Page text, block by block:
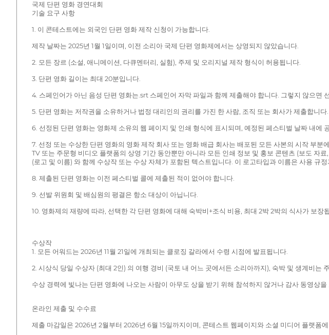
국제 단편 영화 경연대회
기술 요구 사항
1. 이 콘테스트에는 외국인 단편 영화 제작 신청이 가능합니다.
제작 날짜는 2025년 1월 1일이며, 이전 소리아 국제 단편 영화제에서는 상영되지 않았습니다.
2. 모든 장르 (소설, 애니메이션, 다큐멘터리, 실험), 주제 및 오리지널 제작 형식이 허용됩니다.
3. 단편 영화 길이는 최대 20분입니다.
4. 스페인어가 아닌 음성 단편 영화는.srt 스페인어 자막 파일과 함께 제출해야 합니다. 그렇지 않으면
5. 단편 영화는 저작권을 소유하거나 법정 대리인의 권리를 가진 한 사람, 조직 또는 회사가 제출합니다.
6. 선정된 단편 영화는 영화제 소유의 웹 페이지 및 인쇄 형식에 표시되며, 예정된 페스티벌 날짜 내
7. 선정 또는 수상한 단편 영화의 영화 제작 회사 또는 영화 배급 회사는 배포된 모든 사본의 시작 부
TV 또는 주문형 비디오 플랫폼의 상영 기간 동안뿐만 아니라 모든 인쇄 정보 및 홍보 콘텐츠 (보도 자
(로고 및 이름) 와 함께 수상작 또는 수상 자체가 포함된 텍스트입니다. 이 로고타입과 이름은 사용 규
8. 제출된 단편 영화는 이전 페스티벌 콜에 제출된 적이 없어야 합니다.
9. 선발 위원회 및 배심원의 평결은 항소 대상이 아닙니다.
10. 영화제의 재량에 따라, 선택한 각 단편 영화에 대해 숙박비+조식 비용, 최대 2박 2박의 식사가 보장
수상작
1. 모든 어워드는 2026년 11월 21일에 개최되는 클로징 갈라에서 수령 시점에 발표됩니다.
2. 시상식 당일 수상자 (최대 2인) 의 여행 경비 (국토 내 어느 곳에서든 소리아까지), 숙박 및 생계비는
수상 경력에 빛나는 단편 영화에 나오는 사람이 아무도 상을 받기 위해 참석하지 않거나 감사 동영상
온라인 제출 및 수수료
제출 마감일은 2026년 2월부터 2026년 6월 15일까지이며, 콘테스트 웹페이지와 소셜 미디어 플랫폼